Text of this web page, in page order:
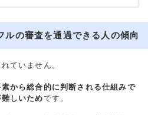
ルの審査を通過できる人の傾向
ていません。
から総合的に判断される仕組みで
しいためです。